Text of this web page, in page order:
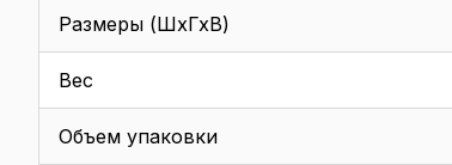
Размеры (ШхГхВ)
Вес
Объем упаковки